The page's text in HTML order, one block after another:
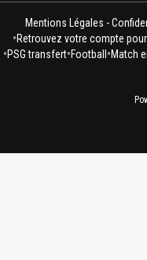
Mentions Légales -
•Retrouvez votre compte
•PSG transfert•Football•Match